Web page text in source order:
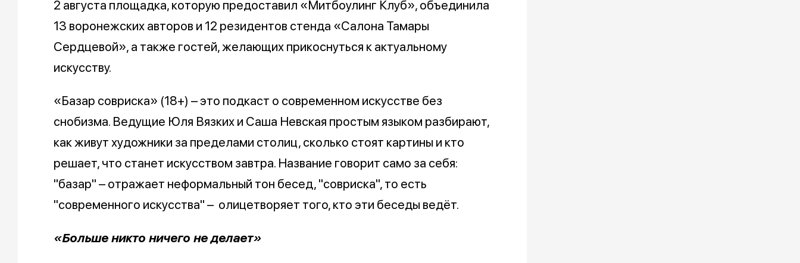
2 августа площадка, которую предоставил «Митбоулинг Клуб», объединила
13 воронежских авторов и 12 резидентов стенда «Салона Тамары
Сердцевой», а также гостей, желающих прикоснуться к актуальному
искусству.
«Базар совриска» (18+) – это подкаст о современном искусстве без
снобизма. Ведущие Юля Вязких и Саша Невская простым языком разбирают,
как живут художники за пределами столиц, сколько стоят картины и кто
решает, что станет искусством завтра. Название говорит само за себя:
"базар" – отражает неформальный тон бесед, "совриска", то есть
"современного искусства" – олицетворяет того, кто эти беседы ведёт.
«Больше никто ничего не делает»